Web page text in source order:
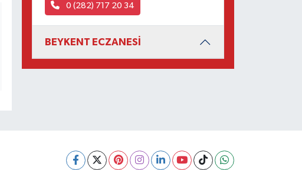
0 (282) 717 20 34
BEYKENT ECZANESİ